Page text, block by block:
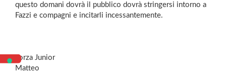
questo domani dovrà il pubblico dovrà stringersi intorno a
Fazzi e compagni e incitarli incessantemente.
Forza Junior
Matteo